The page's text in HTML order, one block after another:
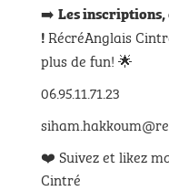
➡️ Les
!RécréAnglais
plus de fun! 🌟
06.95.11.71.23
❤️ Suivez et likez
Cintré